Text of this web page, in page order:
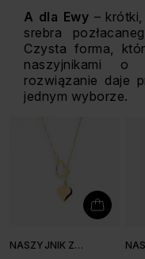
A dla Ewy –
srebra
Czysta forma,
naszyjnikami o
rozwiązanie daje
jednym wyborze.
NASZYJNIK Z